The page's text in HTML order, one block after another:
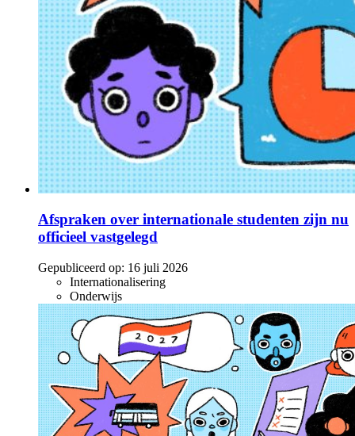
Afspraken over internationale studenten zijn nu
officieel vastgelegd
Gepubliceerd op: 16 juli 2026
Internationalisering
Onderwijs